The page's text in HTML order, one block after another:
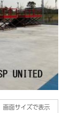
画面サイズで表示